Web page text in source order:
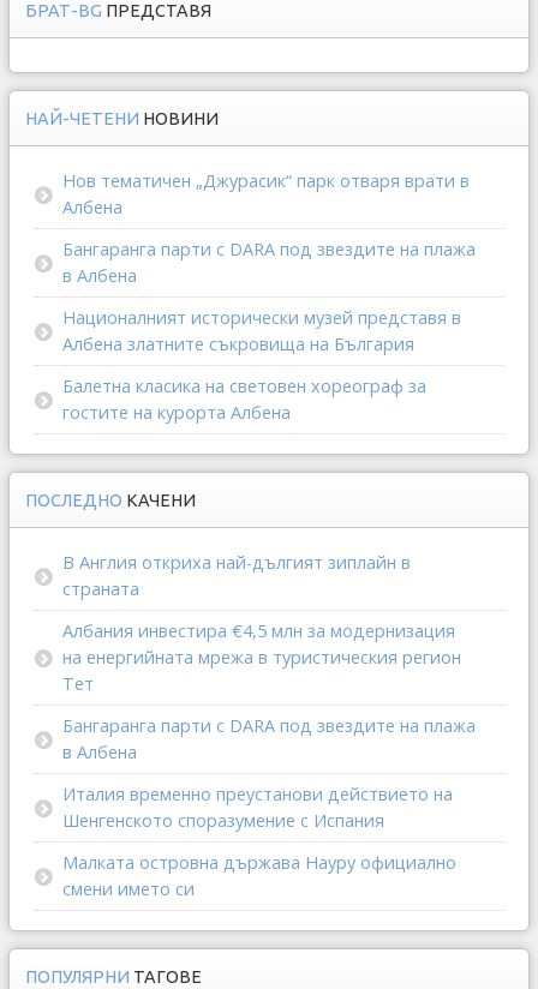
БРАТ-BG ПРЕДСТАВЯ
НАЙ-ЧЕТЕНИ НОВИНИ
Нов тематичен „Джурасик“ парк отваря врати в
Албена
Бангаранга парти с DARA под звездите на плажа
в Албена
Националният исторически музей представя в
Албена златните съкровища на България
Балетна класика на световен хореограф за
гостите на курорта Албена
ПОСЛЕДНО КАЧЕНИ
В Англия откриха най-дългият зиплайн в
страната
Албания инвестира €4,5 млн за модернизация
на енергийната мрежа в туристическия регион
Тет
Бангаранга парти с DARA под звездите на плажа
в Албена
Италия временно преустанови действието на
Шенгенското споразумение с Испания
Малката островна държава Науру официално
смени името си
ПОПУЛЯРНИ ТАГОВЕ